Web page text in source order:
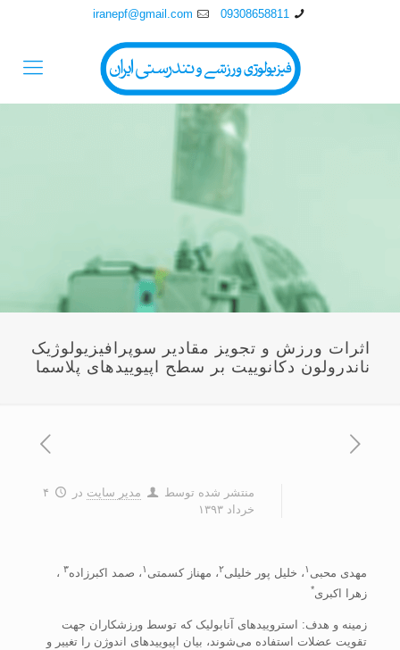
09308658811
iranepf@gmail.com
اثرات ورزش و تجويز مقادير سوپرافيزيولوژيک
ناندرولون دکانوييت بر سطح اپيوييدهای پلاسما
منتشر شده توسط مدیر سایت در
۴
خرداد ۱۳۹۳
مهدی محبی ۱، خليل پور خليلی۲، مهناز کسمتی ۱، صمد اکبرزاده۳ ،
زهرا اکبری*
زمينه و هدف: استروييدهای آنابوليک که توسط ورزشکاران جهت
تقويت عضلات استفاده می‌شوند، بيان اپيوييدهای اندوژن را تغيير و